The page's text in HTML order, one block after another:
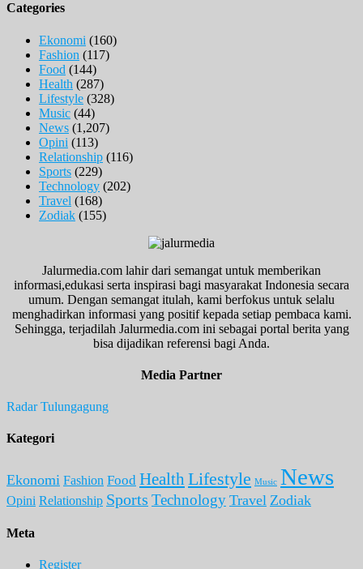
Categories
Ekonomi (160)
Fashion (117)
Food (144)
Health (287)
Lifestyle (328)
Music (44)
News (1,207)
Opini (113)
Relationship (116)
Sports (229)
Technology (202)
Travel (168)
Zodiak (155)
Jalurmedia.com lahir dari semangat untuk memberikan
informasi,edukasi serta inspirasi bagi masyarakat Indonesia secara
umum. Dengan semangat itulah, kami berfokus untuk selalu
menghadirkan informasi yang positif kepada setiap pembaca kami.
Sehingga, terjadilah Jalurmedia.com ini sebagai portal berita yang
bisa dijadikan referensi bagi Anda.
Media Partner
Radar Tulungagung
Kategori
Ekonomi Fashion Food Health Lifestyle Music News
Opini Relationship Sports Technology Travel Zodiak
Meta
Register